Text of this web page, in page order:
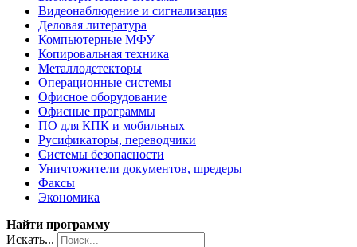
Видеонаблюдение и сигнализация
Деловая литература
Компьютерные МФУ
Копировальная техника
Металлодетекторы
Операционные системы
Офисное оборудование
Офисные программы
ПО для КПК и мобильных
Русификаторы, переводчики
Системы безопасности
Уничтожители документов, шредеры
Факсы
Экономика
Найти программу
Искать...